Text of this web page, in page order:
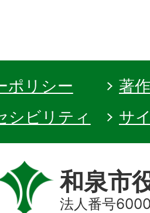
ポリシー
著
シビリティ
サ
和泉市
法人番号